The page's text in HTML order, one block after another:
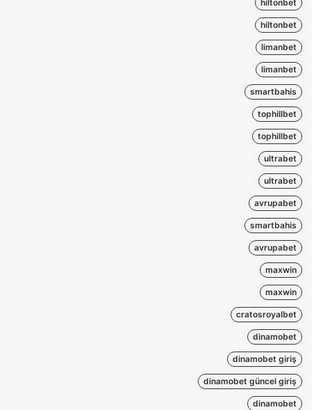
hiltonbet
hiltonbet
limanbet
limanbet
smartbahis
tophillbet
tophillbet
ultrabet
ultrabet
avrupabet
smartbahis
avrupabet
maxwin
maxwin
cratosroyalbet
dinamobet
dinamobet giriş
dinamobet güncel giriş
dinamobet